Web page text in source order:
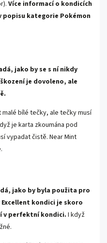
Více informací o kondicích
popisu kategorie Pokémon
jako by se s ní nikdy
je dovoleno, ale
malé bílé tečky, ale tečky musí
je karta zkoumána pod
vypadat čistě. Near Mint
jako by byla použita pro
kondici je skoro
v perfektní kondici. I když